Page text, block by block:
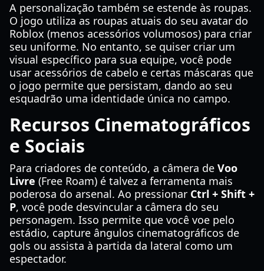
A personalização também se estende às roupas.
O jogo utiliza as roupas atuais do seu avatar do
Roblox (menos acessórios volumosos) para criar
seu uniforme. No entanto, se quiser criar um
visual específico para sua equipe, você pode
usar acessórios de cabelo e certas máscaras que
o jogo permite que persistam, dando ao seu
esquadrão uma identidade única no campo.
Recursos Cinematográficos
e Sociais
Para criadores de conteúdo, a câmera de Voo
Livre (Free Roam) é talvez a ferramenta mais
poderosa do arsenal. Ao pressionar Ctrl + Shift +
P, você pode desvincular a câmera do seu
personagem. Isso permite que você voe pelo
estádio, capture ângulos cinematográficos de
gols ou assista à partida da lateral como um
espectador.